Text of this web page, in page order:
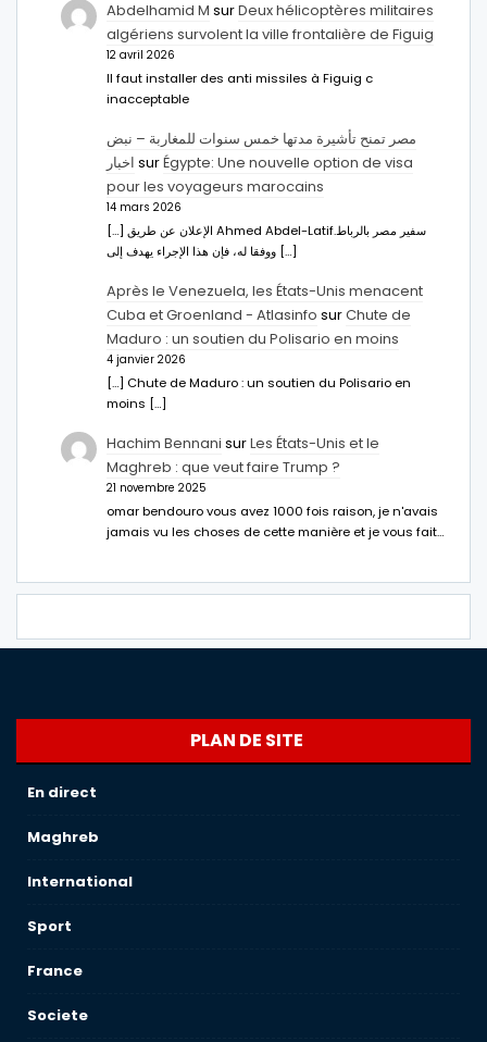
Abdelhamid M surDeux hélicoptères militaires
algériens survolent la ville frontalière de Figuig
12 avril 2026
Il faut installer des anti missiles à Figuig c
inacceptable
مصر تمنح تأشيرة مدتها خمس سنوات للمغاربة – نبض
اخبار surÉgypte: Une nouvelle option de visa
pour les voyageurs marocains
14 mars 2026
[…] الإعلان عن طريق Ahmed Abdel-Latifسفير مصر بالرباط.
ووفقا له، فإن هذا الإجراء يهدف إلى […]
Après le Venezuela, les États-Unis menacent
Cuba et Groenland - Atlasinfo surChute de
Maduro : un soutien du Polisario en moins
4 janvier 2026
[…] Chute de Maduro : un soutien du Polisario en
moins […]
Hachim Bennani surLes États-Unis et le
Maghreb : que veut faire Trump ?
21 novembre 2025
omar bendouro vous avez 1000 fois raison, je n'avais
jamais vu les choses de cette manière et je vous fait…
PLAN DE SITE
En direct
Maghreb
International
Sport
France
Societe